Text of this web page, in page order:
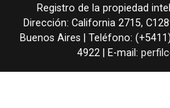
Registro de la propiedad
Dirección: California 2715,
Buenos Aires | Teléfono:
4922 | E-mail: